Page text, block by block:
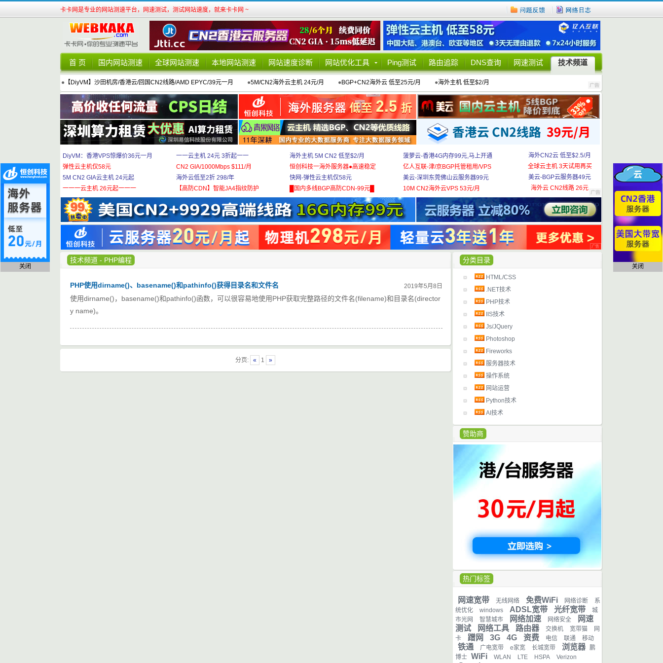
卡卡网是专业的网站测速平台，网速测试，测试网站速度，就来卡卡网 ~
首 页 国内网站测速 全球网站测速 本地网站测速 网站速度诊断 网站优化工具 Ping测试 路由追踪 DNS查询 网速测试 技术频道
● 【DiyVM】沙田机房/香港云/回国CN2线路/AMD EPYC/39元一月 ●5M/CN2海外云主机 24元/月 ●BGP+CN2海外云 低至25元/月 ●海外主机 低至$2/月
DiyVM：香港VPS惊爆价36元一月
弹性云主机仅58元
5M CN2 GIA云主机 24元起
一一一云主机 26元起一一一
一一云主机 24元 3折起一一
CN2 GIA/1000Mbps $111/月
海外云低至2折 298/年
【高防CDN】智能JA4指纹防护
海外主机 5M CN2 低至$2/月
恒创科技一海外服务器●高速稳定
快网-弹性云主机仅58元
█国内多线BGP高防CDN-99元█
菠萝云-香港4G内存99元,马上开通
亿人互联-津/京BGP托管租用/VPS
美云-深圳东莞佛山云服务器99元
10M CN2海外云VPS 53元/月
海外CN2云 低至$2.5/月
全球云主机 3天试用再买
美云-BGP云服务器49元
海外云 CN2线路 26元
分类目录
HTML/CSS
.NET技术
PHP技术
IIS技术
Js/JQuery
Photoshop
Fireworks
服务器技术
操作系统
网站运营
Python技术
AI技术
赞助商
热门标签
网速宽带 无线网络 免费WiFi 网络诊断
系
统优化
windows ADSL宽带 光纤宽带
城
市光网
智慧城市 网络加速 网络安全
网速
测试
网络工具 路由器 交换机 宽带猫
网
卡
蹭网 3G 4G 资费 电信 联通 移动
铁通 广电宽带 e家宽 长城宽带 浏览器 鹏
博士 WiFi WLAN LTE HSPA Verizon
技术频道 - PHP编程
2019年5月8日
PHP使用dirname()、basename()和pathinfo()获得目录名和文件名
使用dirname()，basename()和pathinfo()函数，可以很容易地使用PHP获取完整路径的文件名(filename)和目录名(director
y name)。
分页: « 1 »
关闭 关闭